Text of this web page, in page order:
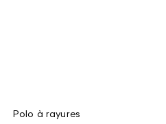
Polo à rayures